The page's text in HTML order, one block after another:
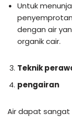
Untuk
dengan air
organik cair.
Teknik
pengairan
Air dapat